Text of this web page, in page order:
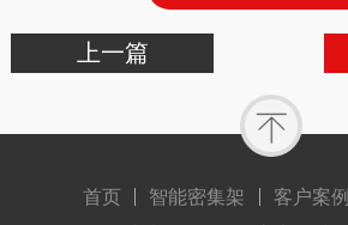
上一篇
首页 智能密集架 客户案例